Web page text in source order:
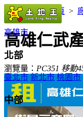
高雄市
北部
臺北市 新北市 桃園市
中部
您的位置： 首頁 >
高雄仁武
瀏覽量： PC351 移動